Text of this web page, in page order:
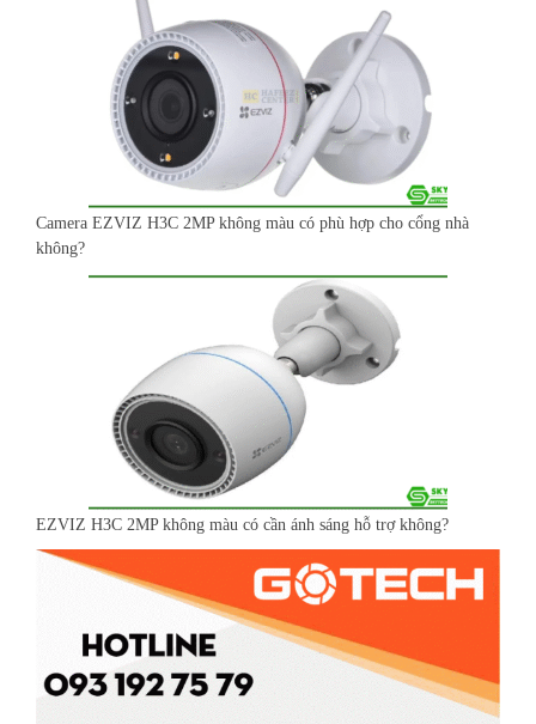
Camera EZVIZ H3C 2MP không màu có phù hợp cho cổng nhà
không?
EZVIZ H3C 2MP không màu có cần ánh sáng hỗ trợ không?